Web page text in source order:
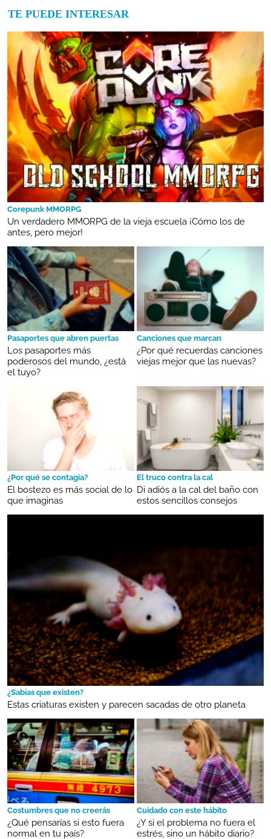
TE PUEDE INTERESAR
Corepunk MMORPG
Un verdadero MMORPG de la vieja escuela ¡Cómo los de
antes, pero mejor!
Pasaportes que abren puertas
Los pasaportes más
poderosos del mundo, ¿está
el tuyo?
Canciones que marcan
¿Por qué recuerdas canciones
viejas mejor que las nuevas?
¿Por qué se contagia?
El bostezo es más social de lo
que imaginas
El truco contra la cal
Di adiós a la cal del baño con
estos sencillos consejos
¿Sabías que existen?
Estas criaturas existen y parecen sacadas de otro planeta
Costumbres que no creerás
¿Qué pensarías si esto fuera
normal en tu país?
Cuidado con este hábito
¿Y si el problema no fuera el
estrés, sino un hábito diario?